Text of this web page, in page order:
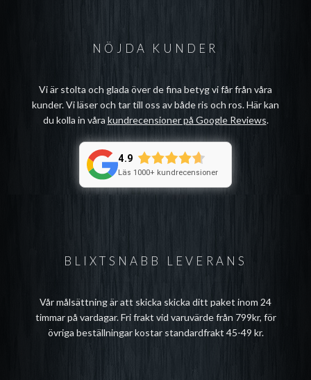
BLIXTSNABB LEVERANS
Vår målsättning är att skicka skicka ditt paket inom 24
timmar på vardagar. Fri frakt vid varuvärde från 799kr, för
övriga beställningar kostar standardfrakt 45-49 kr.
NÖJDA KUNDER
Vi är stolta och glada över de fina betyg vi får från våra
kunder. Vi läser och tar till oss av både ris och ros. Här kan
du kolla in våra kundrecensioner på Google Reviews.
4.9
Läs 1000+ kundrecensioner